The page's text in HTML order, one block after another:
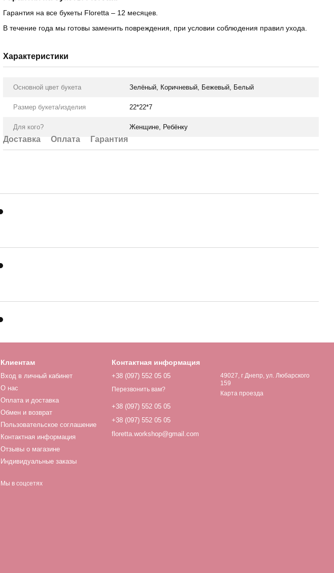
Гарантия на все букеты Floretta – 12 месяцев.
В течение года мы готовы заменить повреждения, при условии соблюдения правил ухода.
Характеристики
Основной цвет букета Зелёный, Коричневый, Бежевый, Белый
Размер букета/изделия 22*22*7
Для кого? Женщине, Ребёнку
Доставка Оплата Гарантия
Клиентам
Вход в личный кабинет
О нас
Оплата и доставка
Обмен и возврат
Пользовательское соглашение
Контактная информация
Отзывы о магазине
Индивидуальные заказы
Мы в соцсетях
Контактная информация
+38 (097) 552 05 05
Перезвонить вам?
+38 (097) 552 05 05
+38 (097) 552 05 05
floretta.workshop@gmail.com
49027, г Днепр, ул. Любарского
159
Карта проезда